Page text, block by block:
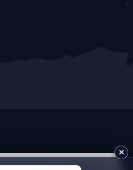
en iyi deneyimi sunabilmek için